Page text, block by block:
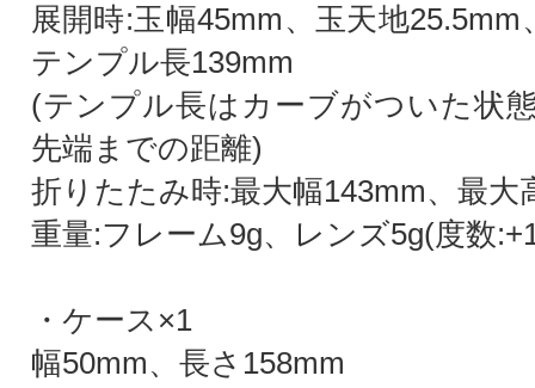
展開時:玉幅45mm、玉天地25.5mm
テンプル長139mm
(テンプル長はカーブがついた状
先端までの距離)
折りたたみ時:最大幅143mm、最大
重量:フレーム9g、レンズ5g(度数
・ケース×1
幅50mm、長さ158mm